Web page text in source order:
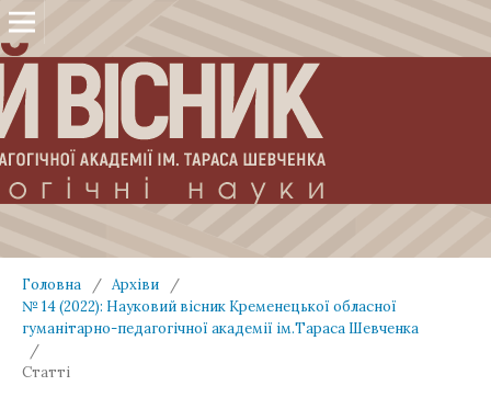
Головна / Архіви
/
№ 14 (2022): Науковий вісник Кременецької обласної
гуманітарно-педагогічної академії ім.Тараса Шевченка
/
Статті